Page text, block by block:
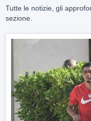
Tutte le notizie, gli
sezione.